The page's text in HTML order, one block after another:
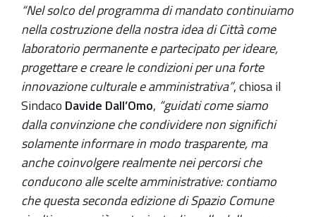
“Nel solco del programma di mandato continuiamo
nella costruzione della nostra idea di Città come
laboratorio permanente e partecipato per ideare,
progettare e creare le condizioni per una forte
innovazione culturale e amministrativa”, chiosa il
Sindaco Davide Dall’Omo, “guidati come siamo
dalla convinzione che condividere non significhi
solamente informare in modo trasparente, ma
anche coinvolgere realmente nei percorsi che
conducono alle scelte amministrative: contiamo
che questa seconda edizione di Spazio Comune